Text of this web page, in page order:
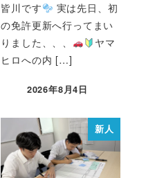
皆川です
実は先日、初
の免許更新へ行ってまい
りました、、、
ヤマ
ヒロへの内 […]
2026年8月4日
新人